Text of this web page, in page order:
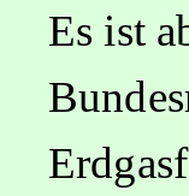
Es ist